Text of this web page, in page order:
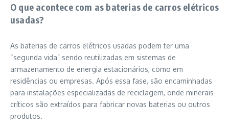
O que acontece com as baterias de carros elétricos
usadas?
As baterias de carros elétricos usadas podem ter uma
“segunda vida” sendo reutilizadas em sistemas de
armazenamento de energia estacionários, como em
residências ou empresas. Após essa fase, são encaminhadas
para instalações especializadas de reciclagem, onde minerais
críticos são extraídos para fabricar novas baterias ou outros
produtos.